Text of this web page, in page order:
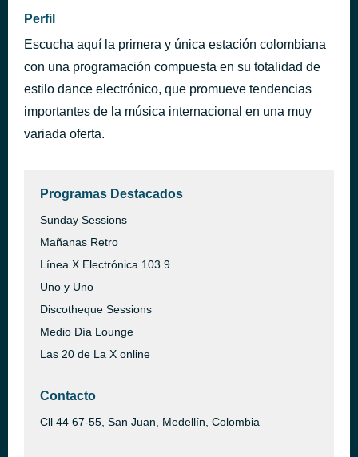
Golpes En El Corazón - Live At MTV Los Angeles, CA/2011
Los Tigres Del Norte
Adicta al Dolor
hace 35 minutos
Perfil
Escucha aquí la primera y única estación colombiana
con una programación compuesta en su totalidad de
estilo dance electrónico, que promueve tendencias
importantes de la música internacional en una muy
variada oferta.
Programas Destacados
Sunday Sessions
Mañanas Retro
Línea X Electrónica 103.9
Uno y Uno
Discotheque Sessions
Medio Día Lounge
Las 20 de La X online
Contacto
Cll 44 67-55, San Juan, Medellín, Colombia